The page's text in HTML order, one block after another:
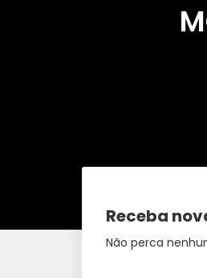
Receba
Não perca